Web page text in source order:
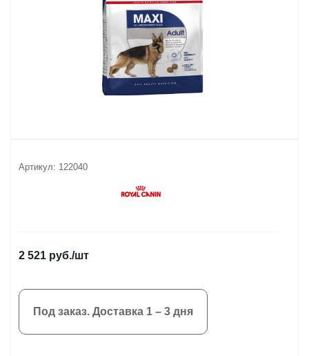
Артикул: 122040
2 521 руб./шт
Под заказ. Доставка 1 – 3 дня